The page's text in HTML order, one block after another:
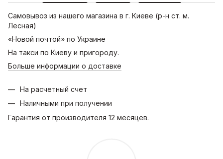
Самовывоз из нашего магазина в г. Киеве (р-н ст. м.
Лесная)
«Новой почтой» по Украине
На такси по Киеву и пригороду.
Больше информации о доставке
На расчетный счет
Наличными при получении
Гарантия от производителя 12 месяцев.